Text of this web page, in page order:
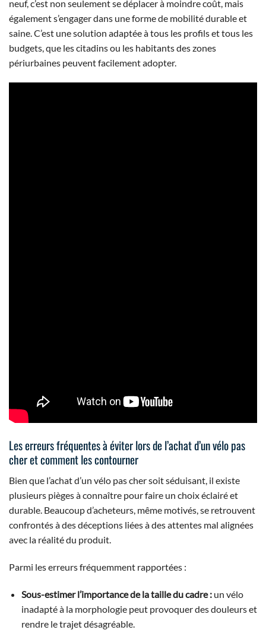
neuf, c’est non seulement se déplacer à moindre coût, mais
également s’engager dans une forme de mobilité durable et
saine. C’est une solution adaptée à tous les profils et tous les
budgets, que les citadins ou les habitants des zones
périurbaines peuvent facilement adopter.
Les erreurs fréquentes à éviter lors de l’achat d’un vélo pas
cher et comment les contourner
Bien que l’achat d’un vélo pas cher soit séduisant, il existe
plusieurs pièges à connaître pour faire un choix éclairé et
durable. Beaucoup d’acheteurs, même motivés, se retrouvent
confrontés à des déceptions liées à des attentes mal alignées
avec la réalité du produit.
Parmi les erreurs fréquemment rapportées :
Sous-estimer l’importance de la taille du cadre :un vélo
inadapté à la morphologie peut provoquer des douleurs et
rendre le trajet désagréable.